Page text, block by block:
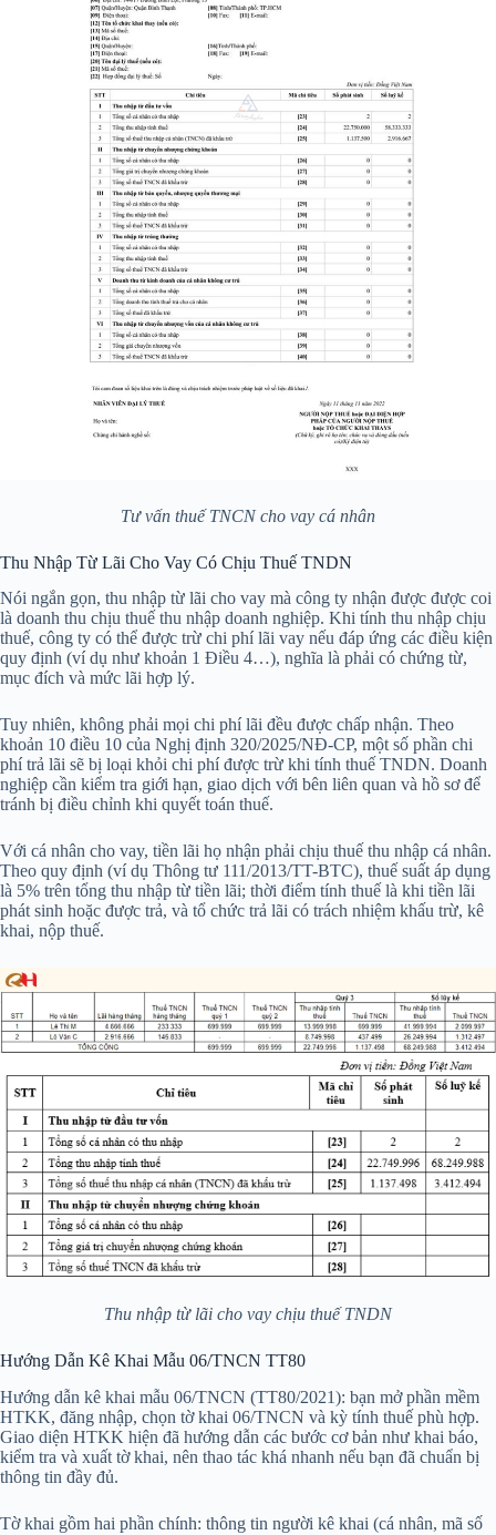
Tư vấn thuế TNCN cho vay cá nhân
Thu Nhập Từ Lãi Cho Vay Có Chịu Thuế TNDN
Nói ngắn gọn, thu nhập từ lãi cho vay mà công ty nhận được được coi
là doanh thu chịu thuế thu nhập doanh nghiệp. Khi tính thu nhập chịu
thuế, công ty có thể được trừ chi phí lãi vay nếu đáp ứng các điều kiện
quy định (ví dụ như khoản 1 Điều 4…), nghĩa là phải có chứng từ,
mục đích và mức lãi hợp lý.
Tuy nhiên, không phải mọi chi phí lãi đều được chấp nhận. Theo
khoản 10 điều 10 của Nghị định 320/2025/NĐ-CP, một số phần chi
phí trả lãi sẽ bị loại khỏi chi phí được trừ khi tính thuế TNDN. Doanh
nghiệp cần kiểm tra giới hạn, giao dịch với bên liên quan và hồ sơ để
tránh bị điều chỉnh khi quyết toán thuế.
Với cá nhân cho vay, tiền lãi họ nhận phải chịu thuế thu nhập cá nhân.
Theo quy định (ví dụ Thông tư 111/2013/TT-BTC), thuế suất áp dụng
là 5% trên tổng thu nhập từ tiền lãi; thời điểm tính thuế là khi tiền lãi
phát sinh hoặc được trả, và tổ chức trả lãi có trách nhiệm khấu trừ, kê
khai, nộp thuế.
Thu nhập từ lãi cho vay chịu thuế TNDN
Hướng Dẫn Kê Khai Mẫu 06/TNCN TT80
Hướng dẫn kê khai mẫu 06/TNCN (TT80/2021): bạn mở phần mềm
HTKK, đăng nhập, chọn tờ khai 06/TNCN và kỳ tính thuế phù hợp.
Giao diện HTKK hiện đã hướng dẫn các bước cơ bản như khai báo,
kiểm tra và xuất tờ khai, nên thao tác khá nhanh nếu bạn đã chuẩn bị
thông tin đầy đủ.
Tờ khai gồm hai phần chính: thông tin người kê khai (cá nhân, mã số